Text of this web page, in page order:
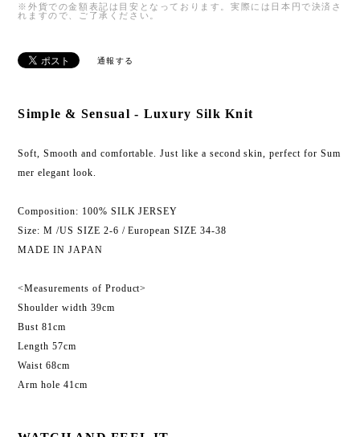
※外貨での金額表記は目安となっております。実際には日本円で決済さ
れますので、ご了承ください。
通報する
Simple & Sensual - Luxury Silk Knit
Soft, Smooth and comfortable. Just like a second skin, perfect for Sum
mer elegant look.
Composition: 100% SILK JERSEY
Size: M /US SIZE 2-6 / European SIZE 34-38
MADE IN JAPAN
<Measurements of Product>
Shoulder width 39cm
Bust 81cm
Length 57cm
Waist 68cm
Arm hole 41cm